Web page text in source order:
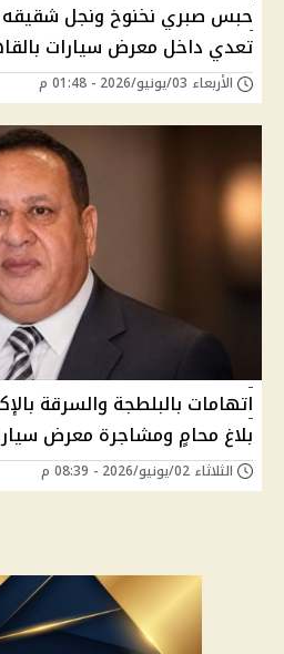
تعدي داخل معرض سيارات
الأربعاء 03/يونيو/2026 - 01:48 م
اتهامات بالبلطجة والسرقة
بلاغ محامٍ ومشاجرة معرض
الثلاثاء 02/يونيو/2026 - 08:39 م